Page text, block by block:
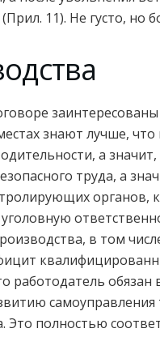
11). Не густо, но
знают лучше,
а
труда, а
органов,
в том
работодатель
полностью